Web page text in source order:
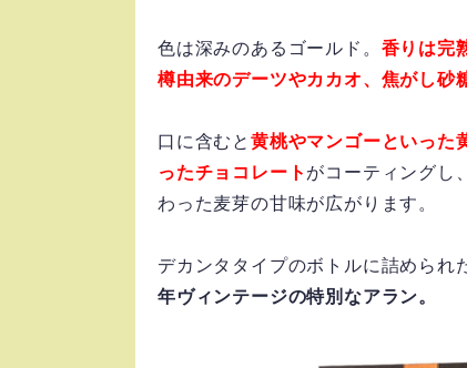
色は深みのあるゴールド。 香りは完
樽由来のデーツやカカオ、焦がし砂
口に含むと 黄桃やマンゴーといった
ったチョコレート がコーティングし
わった麦芽の甘味が広がります。
デカンタタイプのボトルに詰められ
年ヴィンテージの特別なアラン。